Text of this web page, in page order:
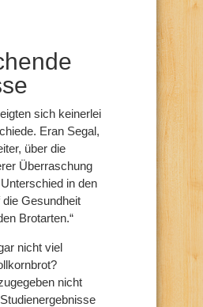
sich keinerlei
Eran Segal,
über die
Überraschung
in den
Gesundheit
Brotarten.“
nicht viel
nicht